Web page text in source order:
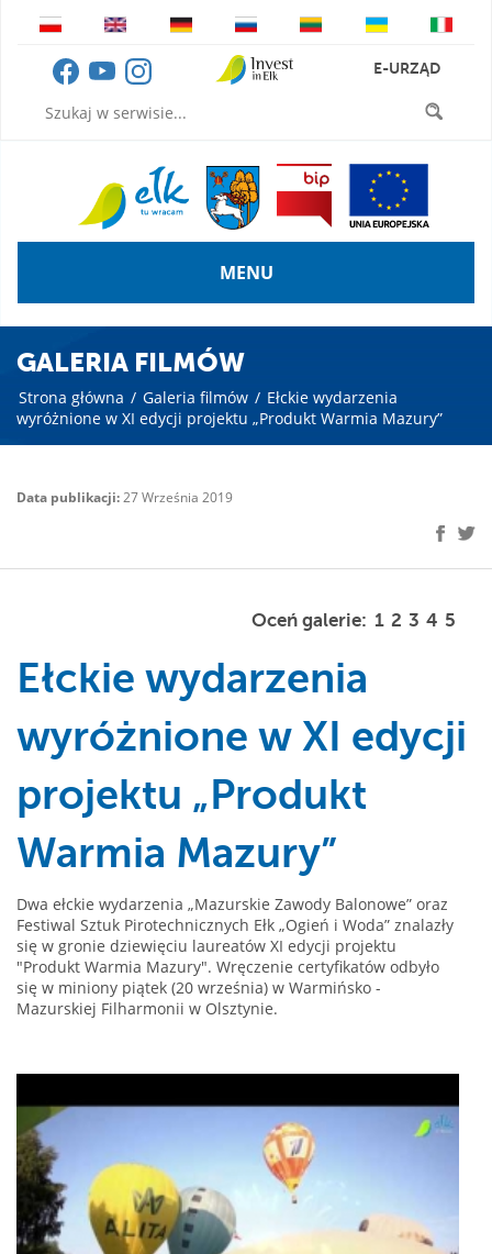
E-URZĄD
MENU
GALERIA FILMÓW
Strona główna / Galeria filmów / Ełckie wydarzenia
wyróżnione w XI edycji projektu „Produkt Warmia Mazury”
Data publikacji:27 Września 2019
Oceń galerie: 1 2 3 4 5
Ełckie wydarzenia
wyróżnione w XI edycji
projektu „Produkt
Warmia Mazury”
Dwa ełckie wydarzenia „Mazurskie Zawody Balonowe” oraz
Festiwal Sztuk Pirotechnicznych Ełk „Ogień i Woda” znalazły
się w gronie dziewięciu laureatów XI edycji projektu
"Produkt Warmia Mazury". Wręczenie certyfikatów odbyło
się w miniony piątek (20 września) w Warmińsko -
Mazurskiej Filharmonii w Olsztynie.